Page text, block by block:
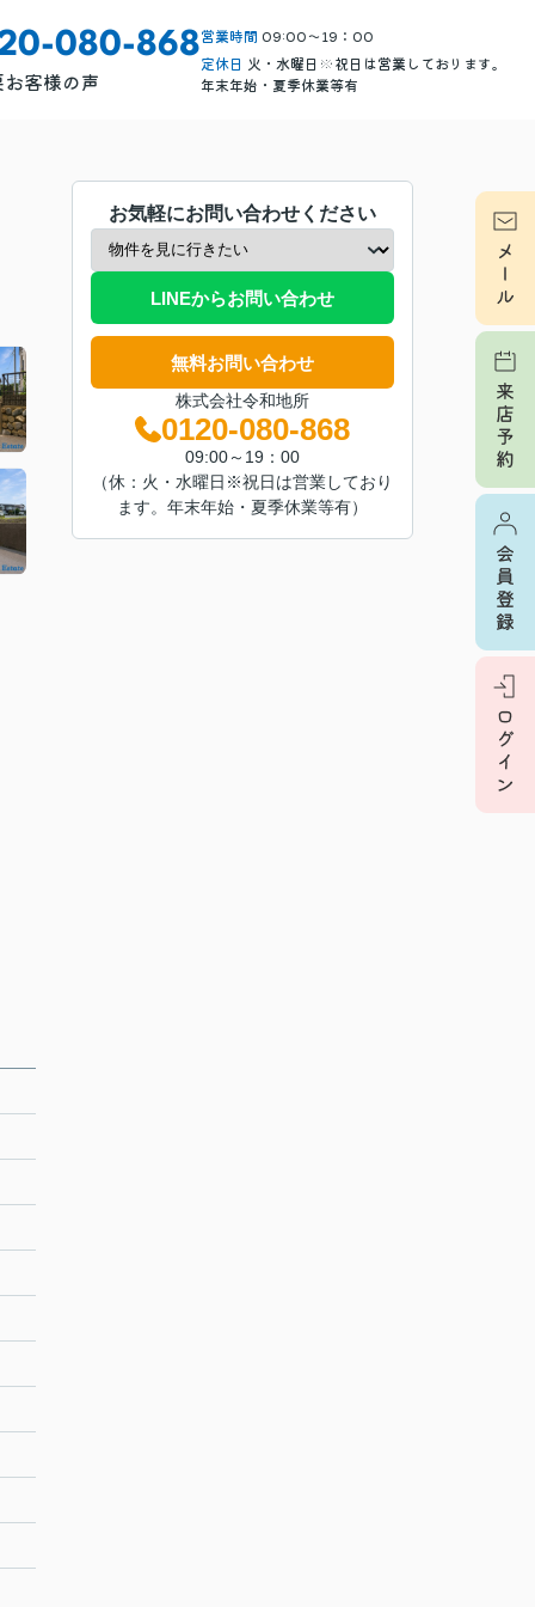
080-868
お客様の声
営業時間 09:00～19：00
定休日 火・水曜日※祝日は営業しております。
年末年始・夏季休業等有
お気軽にお問い合わせください
LINEからお問い合わせ
無料お問い合わせ
株式会社令和地所
0120-080-868
09:00～19：00
（休：火・水曜日※祝日は営業しており
ます。年末年始・夏季休業等有）